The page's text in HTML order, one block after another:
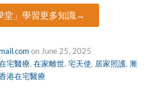
堂」學習更多知識→
on June 25, 2025
宅醫療, 在家離世, 宅天使, 居家照護, 漸
港在宅醫療